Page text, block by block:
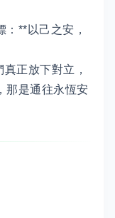
**以己之安，
正放下對立，
那是通往永恆安